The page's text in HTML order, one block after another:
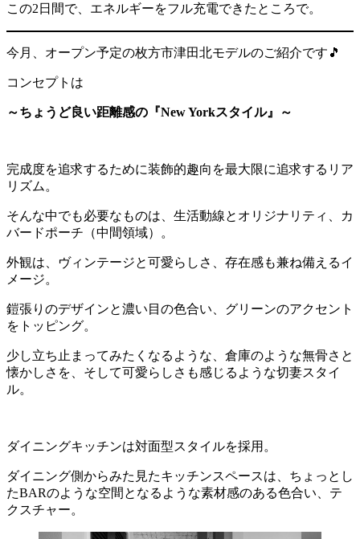
この2日間で、エネルギーをフル充電できたところで。
今月、オープン予定の枚方市津田北モデルのご紹介です🎵
コンセプトは
～ちょうど良い距離感の『New Yorkスタイル』～
完成度を追求するために装飾的趣向を最大限に追求するリア
リズム。
そんな中でも必要なものは、生活動線とオリジナリティ、カ
バードポーチ（中間領域）。
外観は、ヴィンテージと可愛らしさ、存在感も兼ね備えるイ
メージ。
鎧張りのデザインと濃い目の色合い、グリーンのアクセント
をトッピング。
少し立ち止まってみたくなるような、倉庫のような無骨さと
懐かしさを、そして可愛らしさも感じるような切妻スタイ
ル。
ダイニングキッチンは対面型スタイルを採用。
ダイニング側からみた見たキッチンスペースは、ちょっとし
たBARのような空間となるような素材感のある色合い、テ
クスチャー。